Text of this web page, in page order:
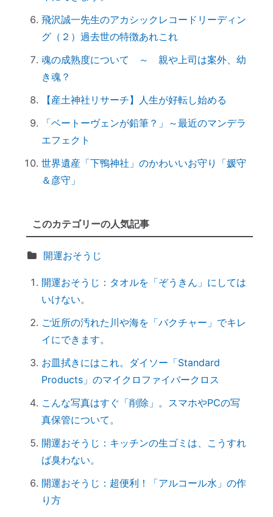
【ご感想｜カウンセリング】深く納得でき
ました
日本国民を癒しまくっている高市総理 ♡
「日本の神社」と「エジプトの神殿」の共
スマホのない暮らし
引き寄せ難民のあなたへ｜その前にやるべ
きこととは？
前世を教えてもらったら｜書き換えなきゃ
損！
しちゃうのは、無意識からのメッセージ
【心と魂が整う】産土神社に参拝するメリ
実はNG！？｜やってはいけない参拝マナ
ー７つ
「鉄分」と「温活」で開運♪～鉄瓶を再生
してみた
拭く活は「福活」
怒っている人は「困っている」人。自分に
「産土神社ヒーリング」の流れ
究極のアーシング。「砂浴」でデトックス
してきました（２）
究極のアーシング。「砂浴」でデトックス
してきました（１）
音で世界を整える「天才バイオリニスト
飛沢誠一先生のアカシックレコードリーディン
グ（２）過去世の特徴あれこれ
魂の成熟度について ～ 親や上司は案外、幼
き魂？
【産土神社リサーチ】人生が好転し始める
「ベートーヴェンが鉛筆？」～最近のマンデラ
エフェクト
世界遺産「下鴨神社」のかわいいお守り「媛守
＆彦守」
このカテゴリーの人気記事
開運おそうじ
開運おそうじ：タオルを「ぞうきん」にしては
いけない。
ご近所の汚れた川や海を「バクチャー」でキレ
イにできます。
お皿拭きにはこれ。ダイソー「Standard
Products」のマイクロファイバークロス
こんな写真はすぐ「削除」。スマホやPCの写
真保管について。
開運おそうじ：キッチンの生ゴミは、こうすれ
ば臭わない。
開運おそうじ：超便利！「アルコール水」の作
り方